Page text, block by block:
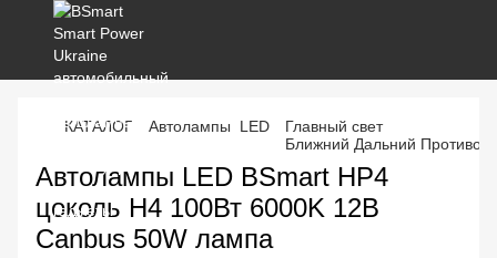
КАТАЛОГ Автолампы LED
Главный свет
Ближний Дальний
Автолампы LED BSmart HP4
цоколь H4 100Вт 6000K 12В
Canbus 50W лампа